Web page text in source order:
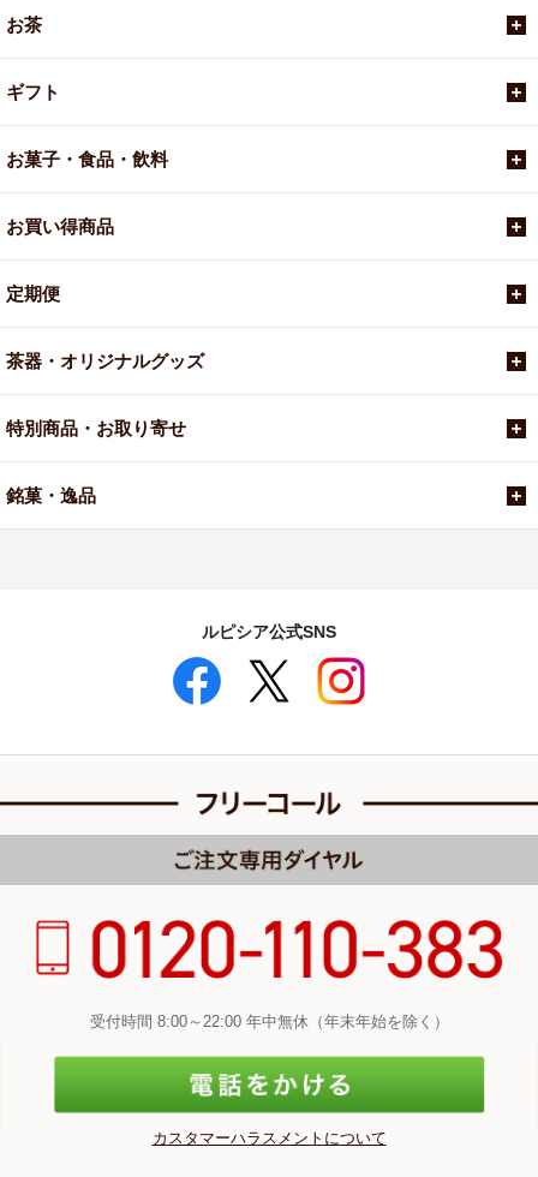
お茶
ギフト
お菓子・食品・飲料
お買い得商品
定期便
茶器・オリジナルグッズ
特別商品・お取り寄せ
銘菓・逸品
ルピシア公式SNS
受付時間 8:00～22:00 年中無休（年末年始を除く）
カスタマーハラスメントについて